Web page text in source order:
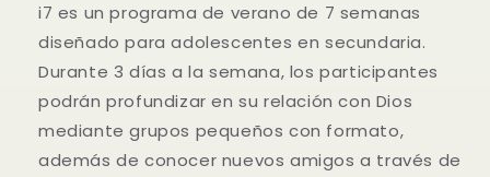
i7 es un programa de verano de 7 semanas
diseñado para adolescentes en secundaria.
Durante 3 días a la semana, los participantes
podrán profundizar en su relación con Dios
mediante grupos pequeños con formato,
además de conocer nuevos amigos a través de